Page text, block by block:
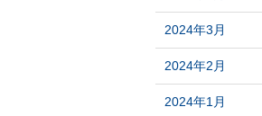
2024年3月
2024年2月
2024年1月